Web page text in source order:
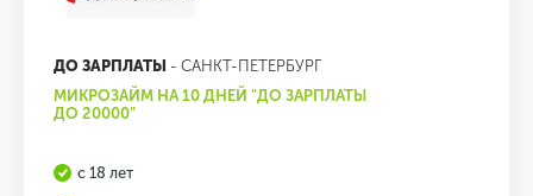
ДО ЗАРПЛАТЫ - САНКТ-ПЕТЕРБУРГ
МИКРОЗАЙМ НА 10 ДНЕЙ "ДО ЗАРПЛАТЫ
ДО 20000"
с 18 лет